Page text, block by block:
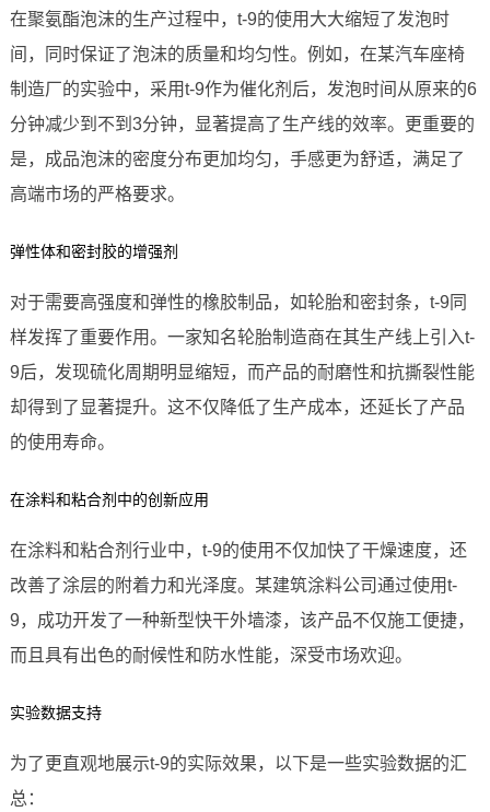
在聚氨酯泡沫的生产过程中，t-9的使用大大缩短了发泡时
间，同时保证了泡沫的质量和均匀性。例如，在某汽车座椅
制造厂的实验中，采用t-9作为催化剂后，发泡时间从原来的6
分钟减少到不到3分钟，显著提高了生产线的效率。更重要的
是，成品泡沫的密度分布更加均匀，手感更为舒适，满足了
高端市场的严格要求。
弹性体和密封胶的增强剂
对于需要高强度和弹性的橡胶制品，如轮胎和密封条，t-9同
样发挥了重要作用。一家知名轮胎制造商在其生产线上引入t-
9后，发现硫化周期明显缩短，而产品的耐磨性和抗撕裂性能
却得到了显著提升。这不仅降低了生产成本，还延长了产品
的使用寿命。
在涂料和粘合剂中的创新应用
在涂料和粘合剂行业中，t-9的使用不仅加快了干燥速度，还
改善了涂层的附着力和光泽度。某建筑涂料公司通过使用t-
9，成功开发了一种新型快干外墙漆，该产品不仅施工便捷，
而且具有出色的耐候性和防水性能，深受市场欢迎。
实验数据支持
为了更直观地展示t-9的实际效果，以下是一些实验数据的汇
总：